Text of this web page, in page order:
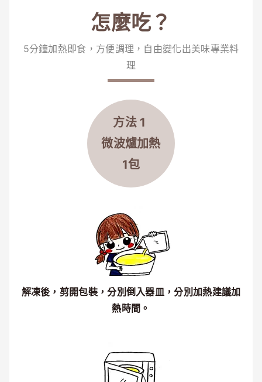
怎麼吃？
5分鐘加熱即食，方便調理，自由變化出美味專業料
理
方法 1
微波爐加熱
1包
解凍後，剪開包裝，分別倒入器皿，分別加熱建議加
熱時間。